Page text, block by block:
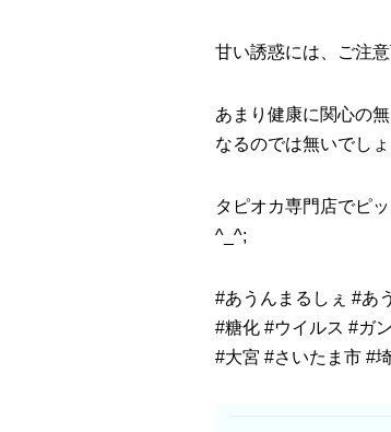
甘い誘惑には、ご注意
あまり健康に関心の
なるのでは無いでしょ
タピオカ専門店でピ
^_^;
#あうんまるしぇ #あ
#糖化 #ウイルス #ガ
#大宮 #さいたま市 #